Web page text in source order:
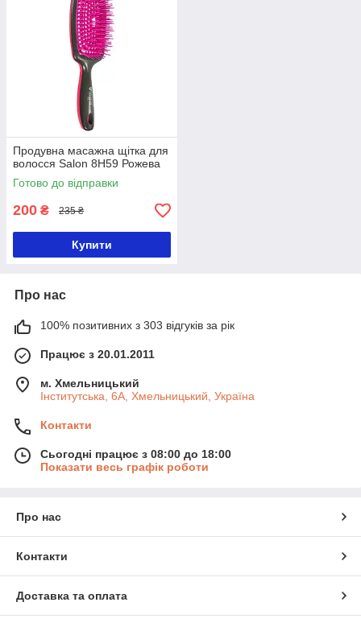
Продувна масажна щітка для
волосся Salon 8H59 Рожева
Готово до відправки
200 ₴ 235 ₴
Купити
Про нас
100% позитивних з 303 відгуків за рік
Працює з 20.01.2011
м. Хмельницький
Інститутська, 6А, Хмельницький, Україна
Контакти
Сьогодні працює з 08:00 до 18:00
Показати весь графік роботи
Про нас
Контакти
Доставка та оплата